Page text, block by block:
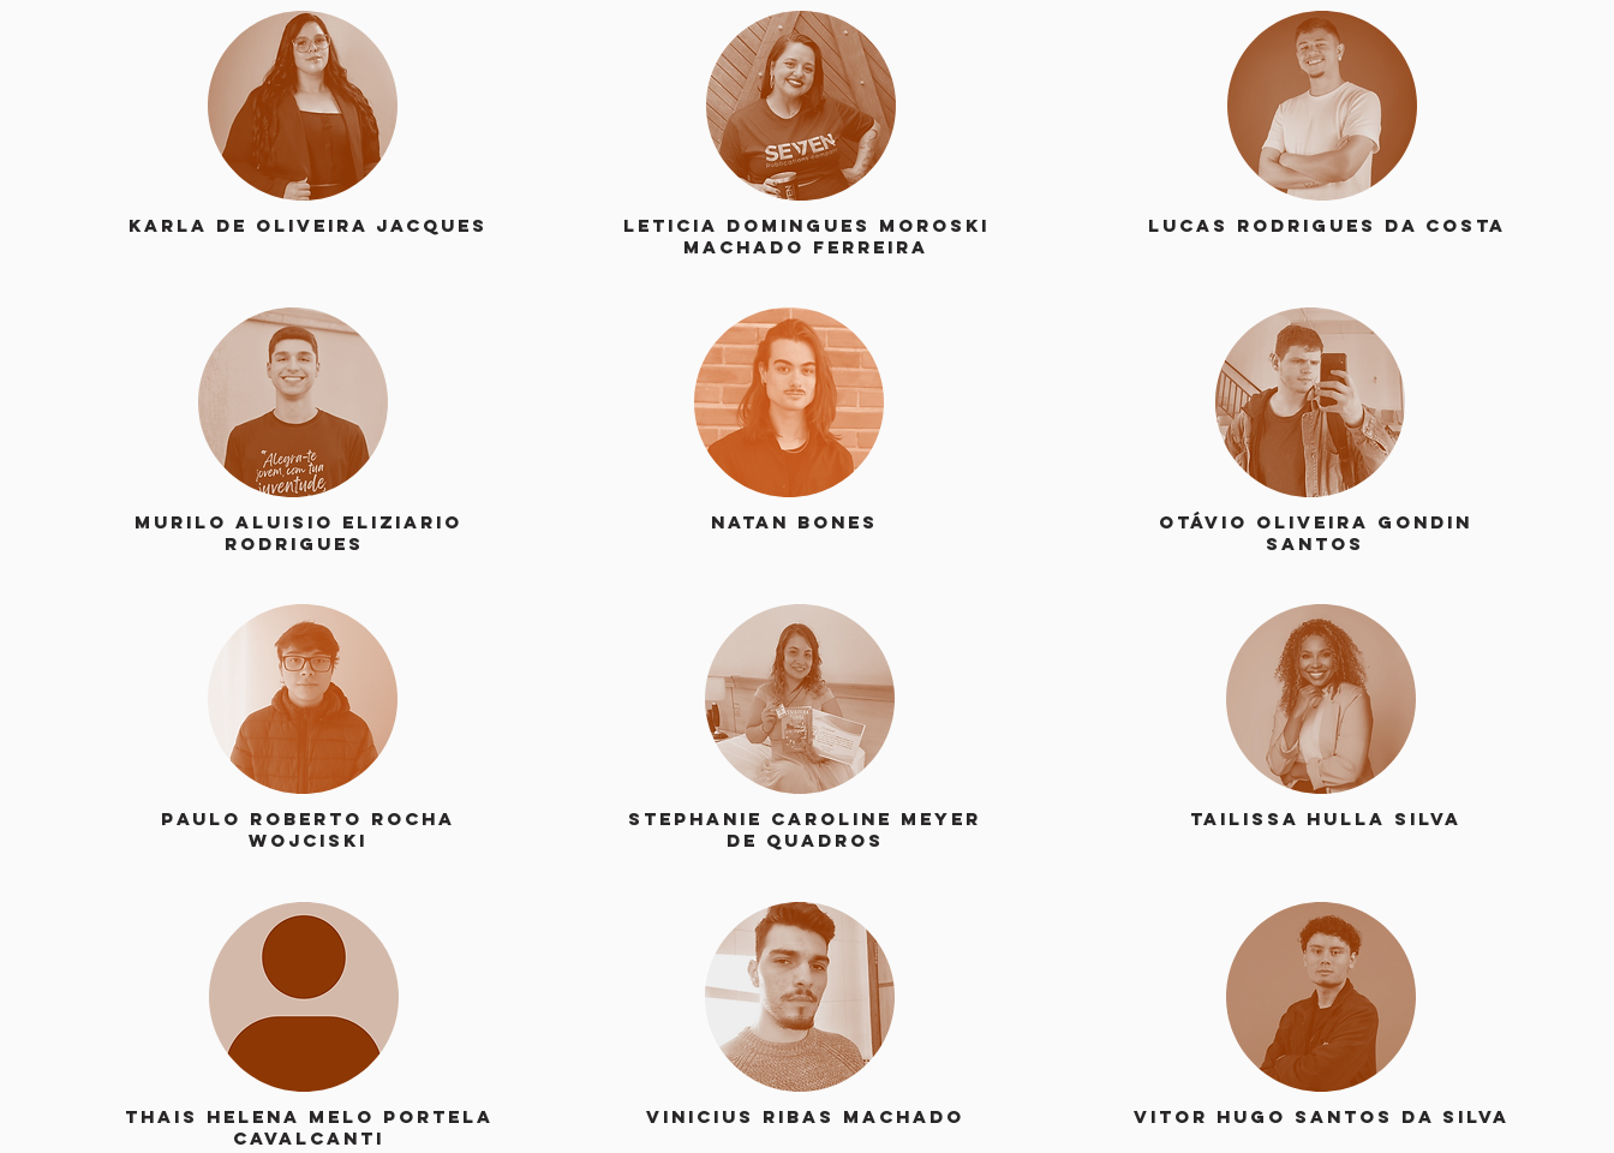
Karla de Oliveira Jacques
LETICIA DOMINGUES MOROSKI
MACHADO FERREIRA
Lucas Rodrigues da Costa
Murilo Aluisio Eliziario
Rodrigues
Natan Bones
Otávio Oliveira Gondin
Santos
Paulo Roberto Rocha
Wojciski
Stephanie Caroline Meyer
de Quadros
Tailissa Hulla Silva
Thais Helena Melo Portela
Cavalcanti
Vinicius Ribas Machado Vitor Hugo Santos da Silva